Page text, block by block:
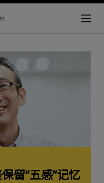
留“五感”记忆